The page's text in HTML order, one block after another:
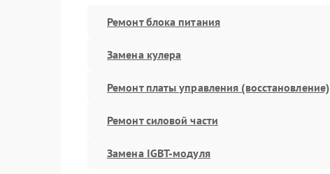
Ремонт блока питания
Замена кулера
Ремонт платы управления (восстановление)
Ремонт силовой части
Замена IGBT-модуля